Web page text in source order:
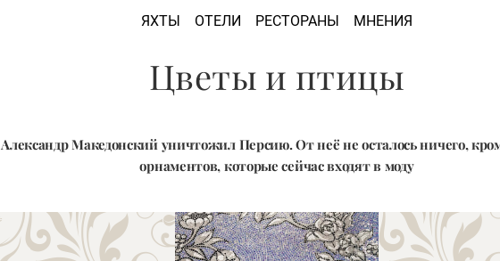
ЯХТЫ ОТЕЛИ РЕСТОРАНЫ МНЕНИЯ
Цветы и птицы
Александр Македонский уничтожил Персию. От неё не осталось ничего,
орнаментов, которые сейчас входят в моду